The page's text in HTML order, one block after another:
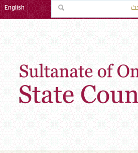
English